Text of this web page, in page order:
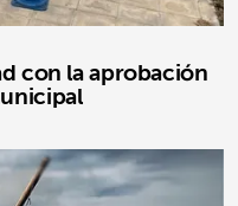
con la aprobación